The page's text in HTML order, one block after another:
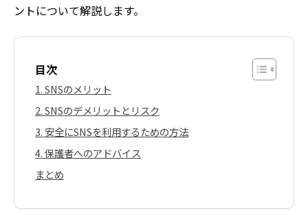
ントについて解説します。
目次
1. SNSのメリット
2. SNSのデメリットとリスク
3. 安全にSNSを利用するための方法
4. 保護者へのアドバイス
まとめ